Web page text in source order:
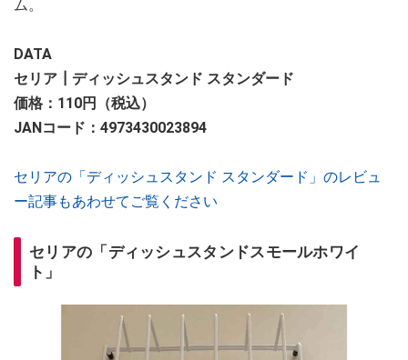
ム。
DATA
セリア┃ディッシュスタンド スタンダード
価格：110円（税込）
JANコード：4973430023894
セリアの「ディッシュスタンド スタンダード」のレビュ
ー記事もあわせてご覧ください
セリアの「ディッシュスタンドスモールホワイ
ト」